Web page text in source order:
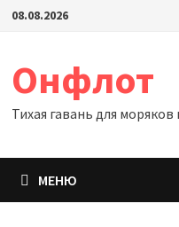
Перейти
08.08.2026
Онфлот
Тихая гавань для
МЕНЮ